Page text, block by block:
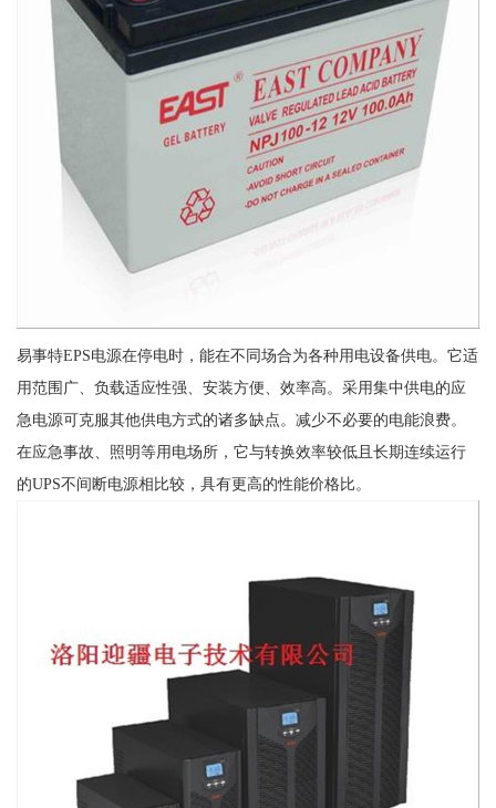
易事特EPS电源在停电时，能在不同场合为各种用电设备供电。它适
用范围广、负载适应性强、安装方便、效率高。采用集中供电的应
急电源可克服其他供电方式的诸多缺点。减少不必要的电能浪费。
在应急事故、照明等用电场所，它与转换效率较低且长期连续运行
的UPS不间断电源相比较，具有更高的性能价格比。